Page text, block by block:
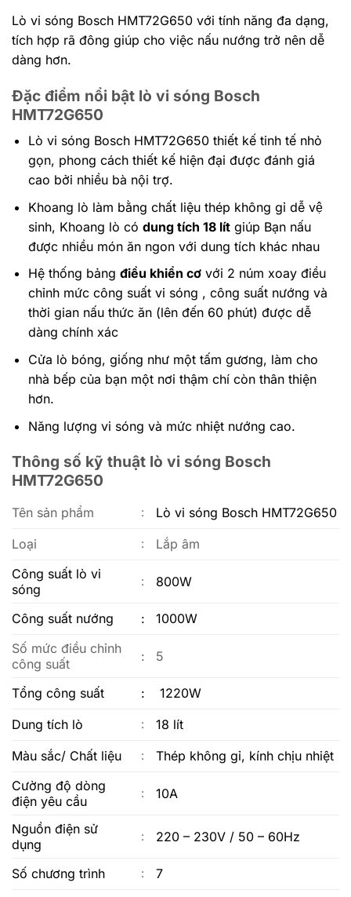
Lò vi sóng Bosch HMT72G650 với tính năng đa dạng,
tích hợp rã đông giúp cho việc nấu nướng trở nên dễ
dàng hơn.
Đặc điểm nổi bật lò vi sóng Bosch
HMT72G650
Lò vi sóng Bosch HMT72G650thiết kế tinh tế nhỏ
gọn, phong cách thiết kế hiện đại được đánh giá
cao bởi nhiều bà nội trợ.
Khoang lò làm bằng chất liệu thép không gỉ dễ vệ
sinh, Khoang lò có dung tích 18 lítgiúp Bạn nấu
được nhiều món ăn ngon với dung tích khác nhau
Hệ thống bảng điều khiển cơvới 2 núm xoay điều
chỉnh mức công suất vi sóng , công suất nướng và
thời gian nấu thức ăn (lên đến 60 phút) được dễ
dàng chính xác
Cửa lò bóng, giống như một tấm gương, làm cho
nhà bếp của bạn một nơi thậm chí còn thân thiện
hơn.
Năng lượng vi sóng và mức nhiệt nướng cao.
Thông số kỹ thuật lò vi sóng Bosch
HMT72G650
Tên sản phẩm :
Lò vi sóng Bosch HMT72G650
Loại
:
Lắp âm
Công suất lò vi
sóng
: 800W
Công suất nướng :
1000W
Số mức điều chỉnh
công suất
: 5
Tổng công suất :
1220W
Dung tích lò
:
18 lít
Màu sắc/ Chất liệu
:
Thép không gỉ, kính chịu nhiệt
Cường độ dòng
điện yêu cầu
: 10A
Nguồn điện sử
dụng
: 220 – 230V / 50 – 60Hz
Số chương trình :
7